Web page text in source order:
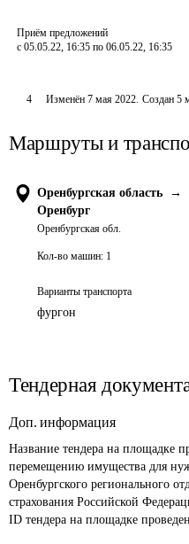
Приём предложений
с 05.05.22, 16:35 по 06.05.22, 16:35
4 Изменён 7 мая 2022. Создан 5
Маршруты и
Оренбургская область
→
Оренбург
Оренбургская обл.
Кол-во машин: 1
Варианты транспорта
фургон
Тендерная
Доп. информация
Название тендера на площадке
перемещению имущества для
Оренбургского регионального
страхования Российской
ID тендера на площадке